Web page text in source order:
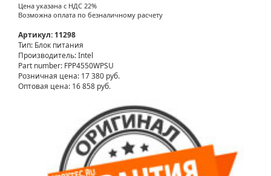
Цена указана с НДС 22%
Возможна оплата по безналичному расчету
Артикул: 11298
Тип: Блок питания
Производитель: Intel
Part number: FPP4550WPSU
Розничная цена: 17 380 руб.
Оптовая цена: 16 858 руб.